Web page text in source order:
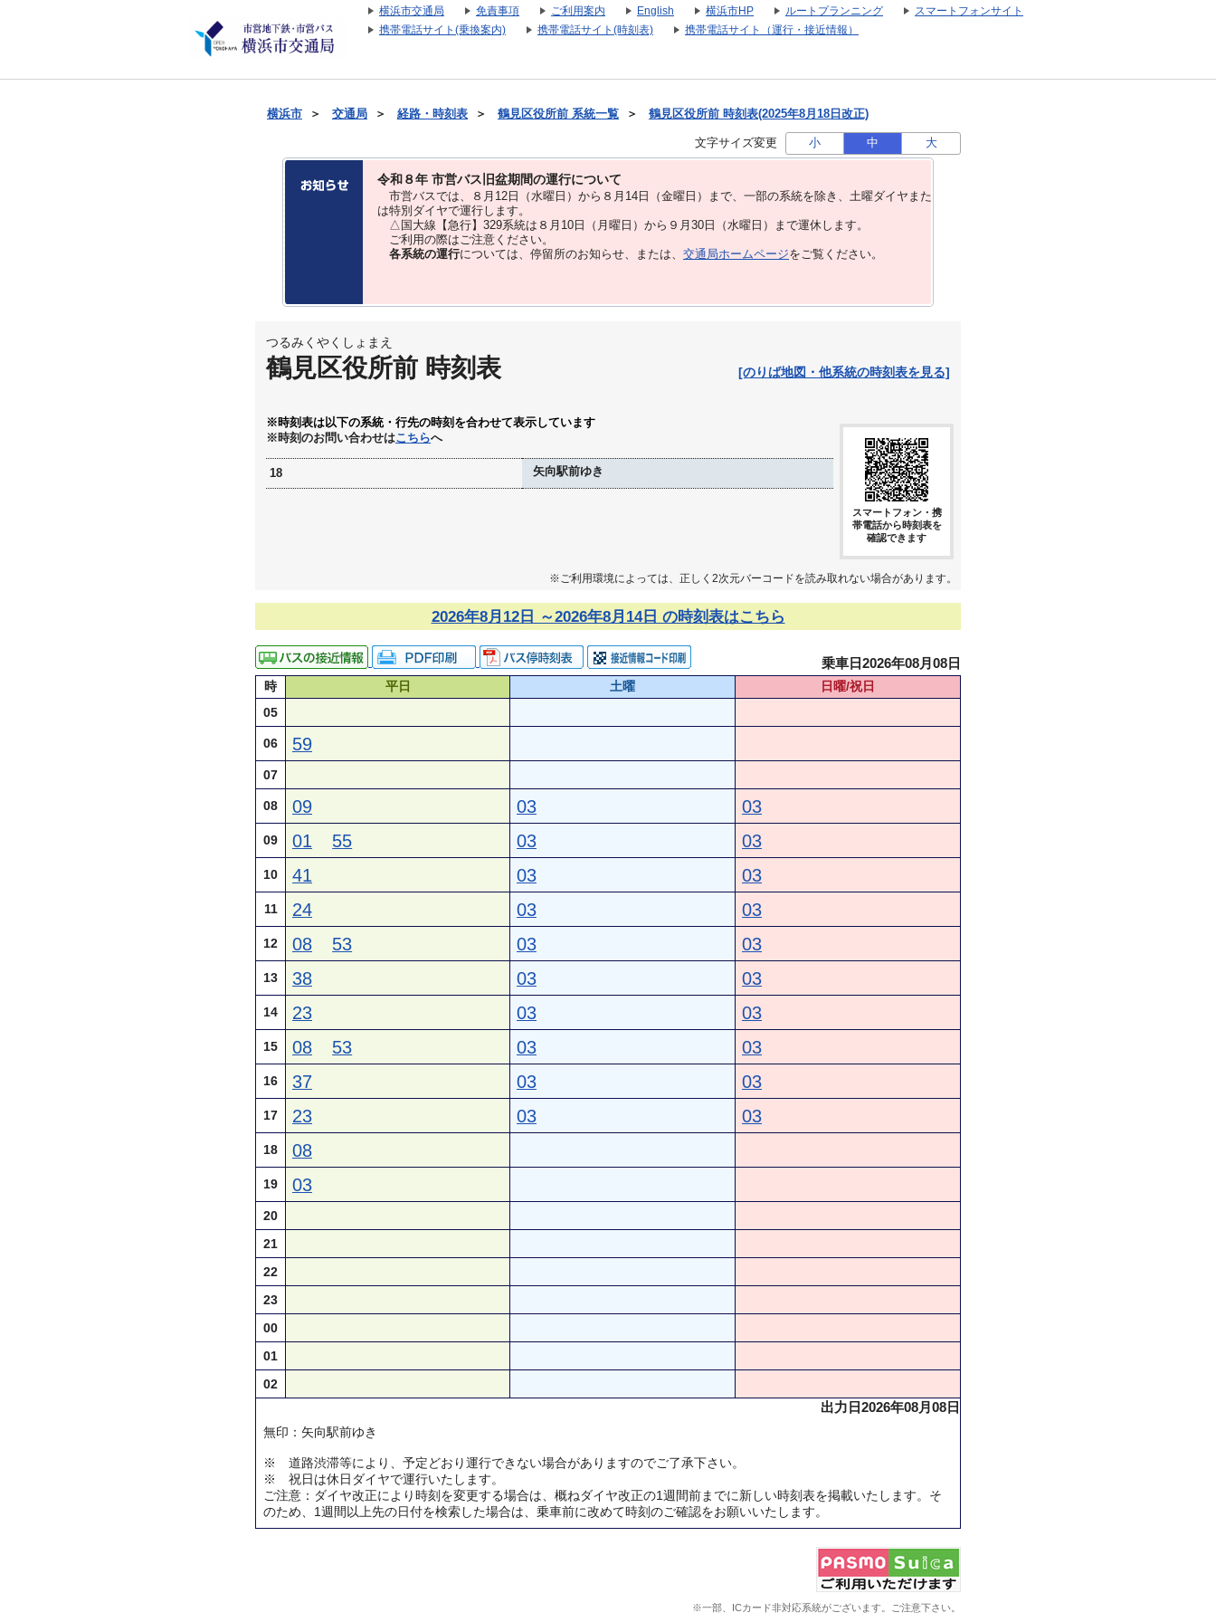
横浜市交通局 免責事項 ご利用案内 English 横浜市HP ルートプランニング
スマートフォンサイト
携帯電話サイト(乗換案内)
携帯電話サイト(時刻表) 携帯電話サイト（運行・接近情報）
横浜市 ＞ 交通局 ＞ 経路・時刻表 ＞ 鶴見区役所前 系統一覧 ＞ 鶴見区役所前 時刻表(2025年8月18日改正)
文字サイズ変更 小 中 大
令和８年 市営バス旧盆期間の運行について
市営バスでは、８⽉12⽇（水曜日）から８⽉14⽇（金曜日）まで、⼀部の系統を除き、⼟曜ダイヤまた
は特別ダイヤで運⾏します。
△国大線【急行】329系統は８月10日（月曜日）から９月30日（水曜日）まで運休します。
ご利用の際はご注意ください。
各系統の運行については、停留所のお知らせ、または、 交通局ホームページをご覧ください。
つるみくやくしょまえ
鶴見区役所前 時刻表 [のりば地図・他系統の時刻表を見る]
※時刻表は以下の系統・行先の時刻を合わせて表示しています
※時刻のお問い合わせはこちらへ
18 矢向駅前ゆき
スマートフォン・携
帯電話から時刻表を
確認できます
※ご利用環境によっては、正しく2次元バーコードを読み取れない場合があります。
2026年8月12日 ～2026年8月14日 の時刻表はこちら
乗車日2026年08月08日
時 平日 土曜
日曜/祝日
05
06 59
07
08 09 03 03
09 01 55 03 03
10 41 03 03
11 24 03 03
12 08 53 03 03
13 38 03 03
14 23 03 03
15 08 53 03 03
16 37 03 03
17 23 03 03
18 08
19 03
20
21
22
23
00
01
02
出力日2026年08月08日
無印：矢向駅前ゆき
※ 道路渋滞等により、予定どおり運行できない場合がありますのでご了承下さい。
※ 祝日は休日ダイヤで運行いたします。
ご注意：ダイヤ改正により時刻を変更する場合は、概ねダイヤ改正の1週間前までに新しい時刻表を掲載いたします。そ
のため、1週間以上先の日付を検索した場合は、乗車前に改めて時刻のご確認をお願いいたします。
※一部、ICカード非対応系統がございます。ご注意下さい。